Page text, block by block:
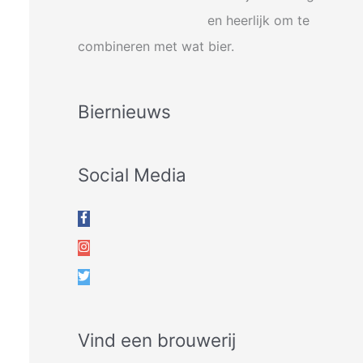
en heerlijk om te
combineren met wat bier.
Biernieuws
Social Media
Vind een brouwerij